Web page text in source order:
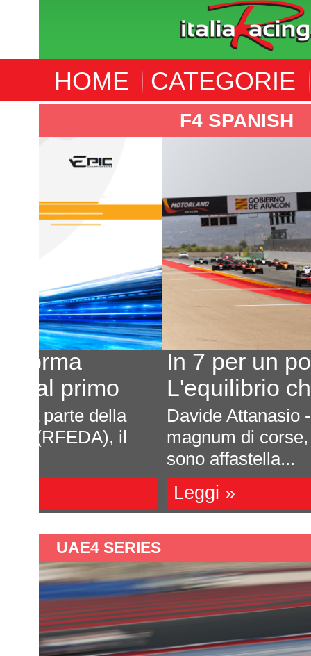
HOME CATEGORIE
In 7 per un posto al sole
L'equilibrio che persiste
Davide Attanasio - FotocarÈ
magnum di corse, di
sono affastella...
UAE4 SERIES